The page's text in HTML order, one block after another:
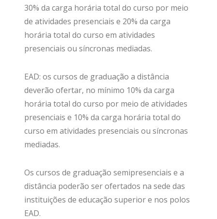
30% da carga horária total do curso por meio
de atividades presenciais e 20% da carga
horária total do curso em atividades
presenciais ou síncronas mediadas.
EAD: os cursos de graduação a distância
deverão ofertar, no mínimo 10% da carga
horária total do curso por meio de atividades
presenciais e 10% da carga horária total do
curso em atividades presenciais ou síncronas
mediadas.
Os cursos de graduação semipresenciais e a
distância poderão ser ofertados na sede das
instituições de educação superior e nos polos
EAD.